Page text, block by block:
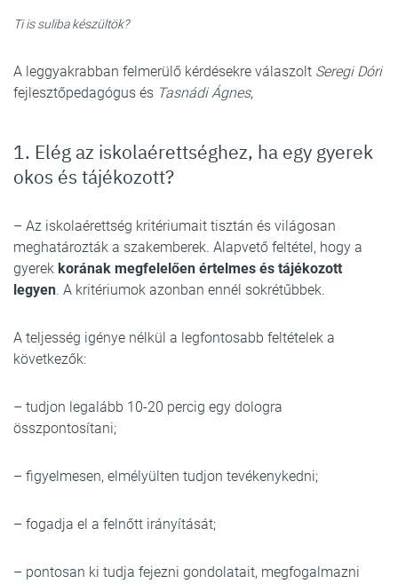
Ti is suliba készültök?
A leggyakrabban felmerülő kérdésekre válaszolt Seregi Dóri
fejlesztőpedagógus és Tasnádi Ágnes,
1. Elég az iskolaérettséghez, ha egy gyerek
okos és tájékozott?
– Az iskolaérettség kritériumait tisztán és világosan
meghatározták a szakemberek. Alapvető feltétel, hogy a
gyerek korának megfelelően értelmes és tájékozott
legyen. A kritériumok azonban ennél sokrétűbbek.
A teljesség igénye nélkül a legfontosabb feltételek a
következők:
– tudjon legalább 10-20 percig egy dologra
összpontosítani;
– figyelmesen, elmélyülten tudjon tevékenykedni;
– fogadja el a felnőtt irányítását;
– pontosan ki tudja fejezni gondolatait, megfogalmazni